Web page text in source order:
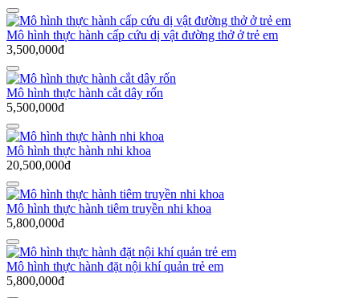
Mô hình thực hành cấp cứu dị vật đường thở ở trẻ em
3,500,000đ
Mô hình thực hành cắt dây rốn
5,500,000đ
Mô hình thực hành nhi khoa
20,500,000đ
Mô hình thực hành tiêm truyền nhi khoa
5,800,000đ
Mô hình thực hành đặt nội khí quản trẻ em
5,800,000đ